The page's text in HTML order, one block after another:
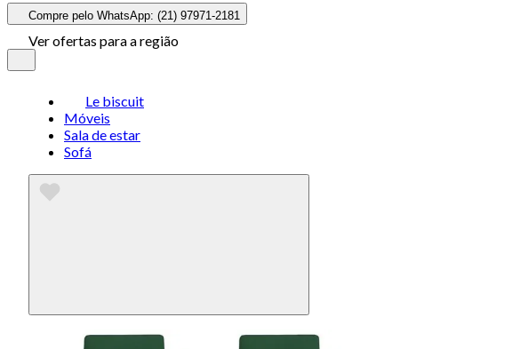
Compre pelo WhatsApp: (21) 97971-2181
Ver ofertas para a região
Le biscuit
Móveis
Sala de estar
Sofá